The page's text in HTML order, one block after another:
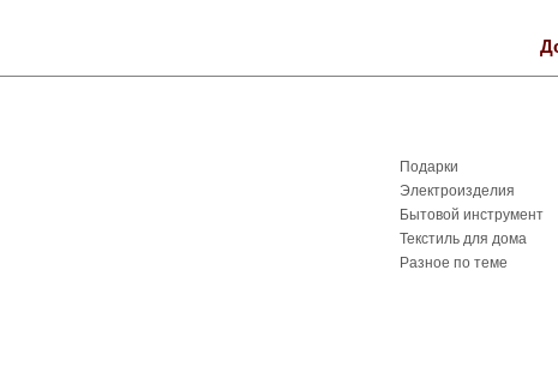
Подарки
Электроизделия
Бытовой инструмент
Текстиль для дома
Разное по теме